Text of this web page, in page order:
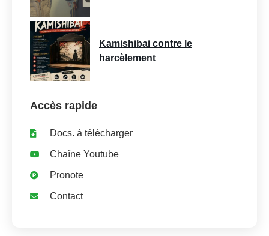
Kamishibai contre le
harcèlement
Accès rapide
Docs. à télécharger
Chaîne Youtube
Pronote
Contact